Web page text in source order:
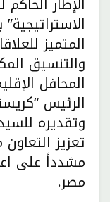
المتميز
والتنسيق
المحافل
الرئيس
وتقديره
تعزيز
مشدداً على
مصر.